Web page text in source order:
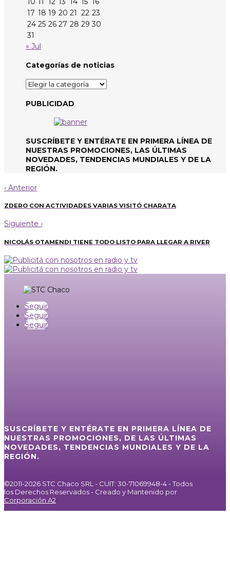
17 18 19 20 21 22 23
24 25 26 27 28 29 30
31
« Jul
Categorías de noticias
Categorías
de
noticias
PUBLICIDAD
SUSCRÍBETE Y ENTÉRATE EN PRIMERA LÍNEA DE
NUESTRAS PROMOCIONES, LAS ÚLTIMAS
NOVEDADES, TENDENCIAS MUNDIALES Y DE LA
REGIÓN.
‹ Anterior
ZDERO CON ACTIVIDADES VARIAS VISITÓ CHARATA
Siguiente ›
NICOLÁS OTAMENDI TIENE TODO LISTO PARA LLEGAR A RIVER
Seguir
Seguir
Seguir
SUSCRÍBETE Y ENTÉRATE EN PRIMERA LÍNEA DE
NUESTRAS PROMOCIONES, DE LAS ÚLTIMAS
NOVEDADES, TENDENCIAS MUNDIALES Y DE LA
REGIÓN.
©2011-2026 STC Chaco SRL - CUIT: 30-71069948-4 - Todos
los Derechos Reservados - Creado y Mantenido por
Corporación A2